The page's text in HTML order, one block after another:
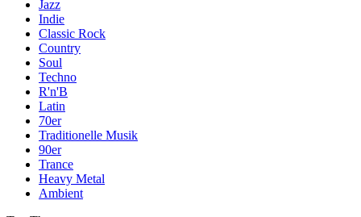
Jazz
Indie
Classic Rock
Country
Soul
Techno
R'n'B
Latin
70er
Traditionelle Musik
90er
Trance
Heavy Metal
Ambient